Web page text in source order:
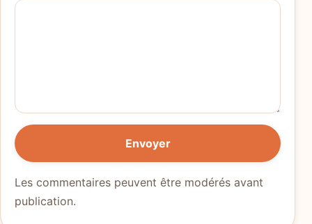
Envoyer
Les commentaires peuvent être modérés avant
publication.